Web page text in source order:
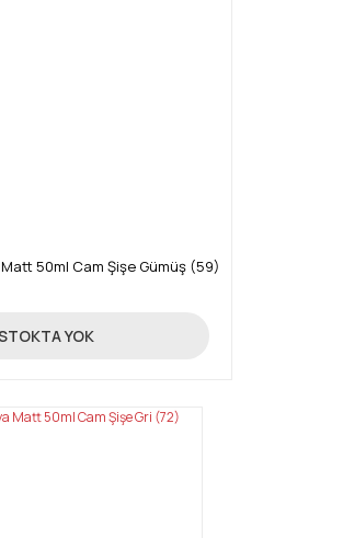
50ml Cam Şişe Gümüş (59)
85,00 TL
YOK